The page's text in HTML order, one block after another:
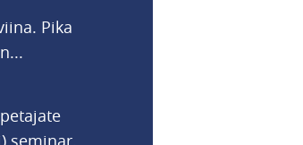
Pika
seminar.